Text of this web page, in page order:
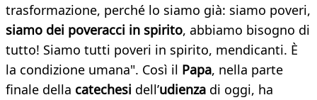
trasformazione, perché lo siamo già: siamo poveri,
siamo dei poveracci in spirito, abbiamo bisogno di
tutto! Siamo tutti poveri in spirito, mendicanti. È
la condizione umana". Così il Papa, nella parte
finale della catechesi dell’udienza di oggi, ha